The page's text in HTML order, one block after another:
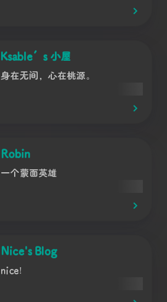
Ksable’s 小屋
身在无间，心在桃源。
Robin
一个蒙面英雄
Nice's Blog
nice!